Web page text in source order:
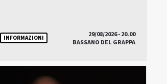
INFORMAZIONI
29/08/2026 - 20.00
BASSANO DEL GRAPPA